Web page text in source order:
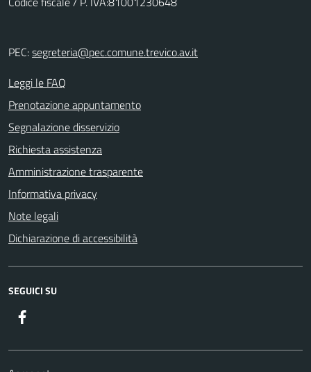
PEC:segreteria@pec.comune.trevico.av.it
Leggi le FAQ
Prenotazione appuntamento
Segnalazione disservizio
Richiesta assistenza
Amministrazione trasparente
Informativa privacy
Note legali
Dichiarazione di accessibilità
SEGUICI SU